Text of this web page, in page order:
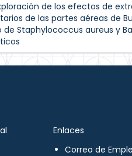
de los efectos de
de las partes aéreas de
Staphylococcus aureus y
Enlaces
Correo de